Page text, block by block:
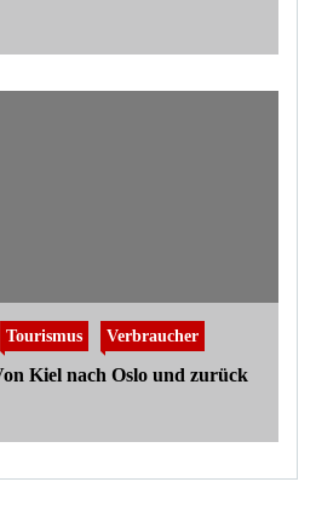
Tourismus Verbraucher
Kiel nach Oslo und zurück